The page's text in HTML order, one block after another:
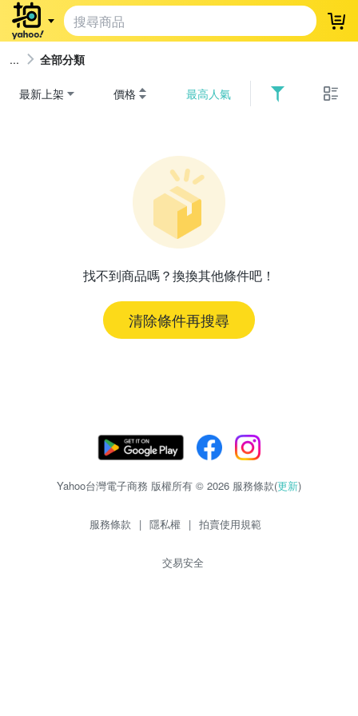
登
全部分類
最新上架 價格 最高人氣
找不到商品嗎？換換其他條件吧！
清除條件再搜尋
Yahoo台灣電子商務 版權所有 © 2026 服務條款(更新)
服務條款 | 隱私權 | 拍賣使用規範
交易安全